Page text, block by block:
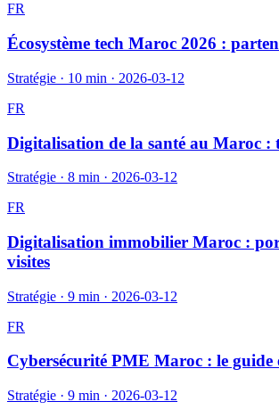
FR
Écosystème tech Maroc 2026 :
Stratégie · 10 min · 2026-03-12
FR
Digitalisation de la santé au Maroc :
Stratégie · 8 min · 2026-03-12
FR
Digitalisation immobilier Maroc :
visites
Stratégie · 9 min · 2026-03-12
FR
Cybersécurité PME Maroc : le guide
Stratégie · 9 min · 2026-03-12